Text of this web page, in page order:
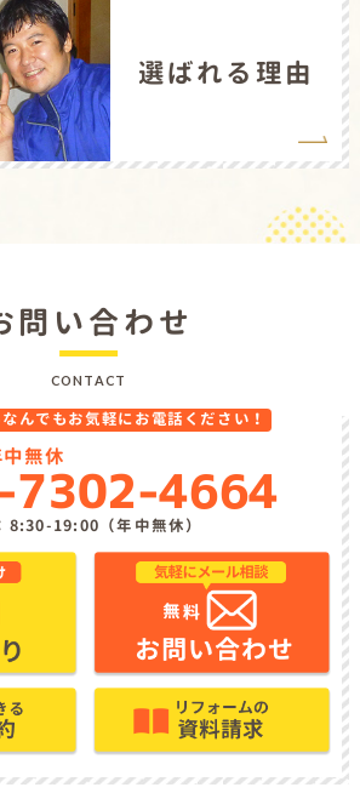
選ばれる理由
問い合わせ
CONTACT
んでもお気軽にお電話ください！
無休
7302-4664
8:30-19:00（年中無休）